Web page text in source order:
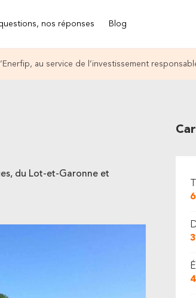
nos réponses Blog
au service de l’investissement
du Lot-et-Garonne et
6
4